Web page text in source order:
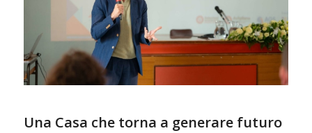
Una Casa che torna a generare futuro